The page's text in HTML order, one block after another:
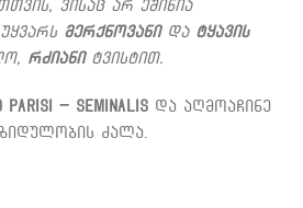
ვისაც არ ეშინია
მერქნოვანიდა ტყავის
რძიანიტვისტით.
Parisi – Seminalis და აღმოაჩინე
ძალა.